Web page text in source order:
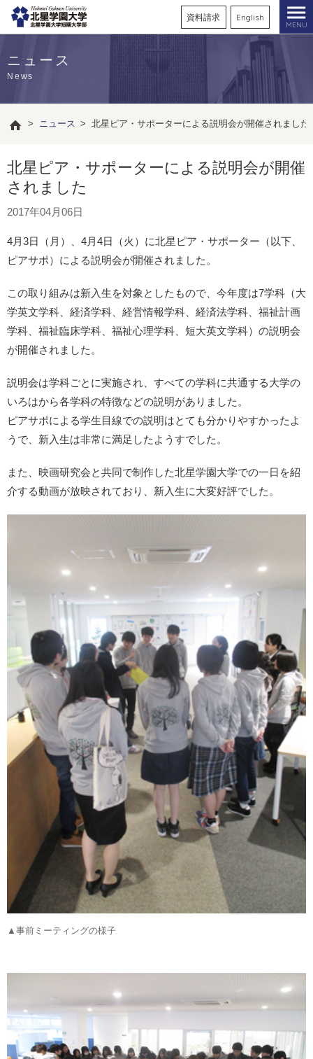
資料請求 English
MENU
ニュース
News
> ニュース > 北星ピア・サポーターによる説明会が開催されました
北星ピア・サポーターによる説明会が開催
されました
2017年04月06日
4月3日（月）、4月4日（火）に北星ピア・サポーター（以下、
ピアサポ）による説明会が開催されました。
この取り組みは新入生を対象としたもので、今年度は7学科（大
学英文学科、経済学科、経営情報学科、経済法学科、福祉計画
学科、福祉臨床学科、福祉心理学科、短大英文学科）の説明会
が開催されました。
説明会は学科ごとに実施され、すべての学科に共通する大学の
いろはから各学科の特徴などの説明がありました。
ピアサポによる学生目線での説明はとても分かりやすかったよ
うで、新入生は非常に満足したようすでした。
また、映画研究会と共同で制作した北星学園大学での一日を紹
介する動画が放映されており、新入生に大変好評でした。
▲事前ミーティングの様子